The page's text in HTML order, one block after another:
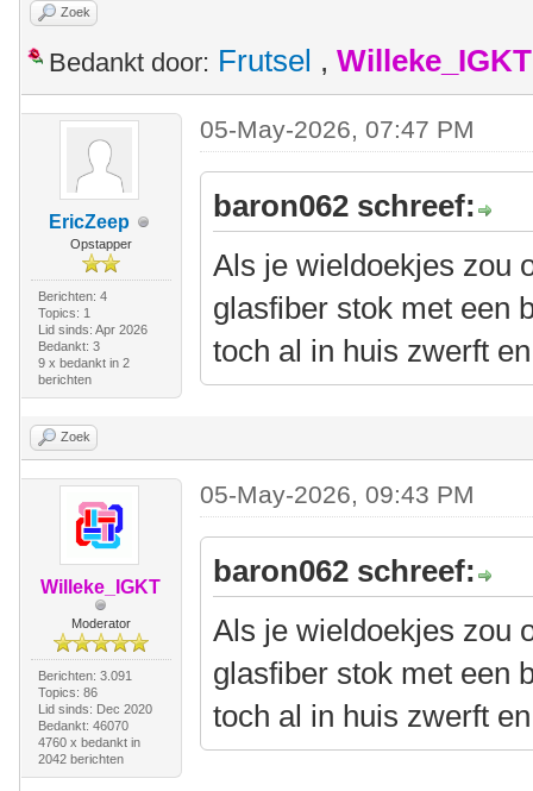
Zoek
Bedankt door: Frutsel , Willeke_IGKT
EricZeep
Opstapper
Berichten: 4
Topics: 1
Lid sinds: Apr 2026
Bedankt: 3
9 x bedankt in 2
berichten
05-May-2026, 07:47 PM
baron062 schreef:
Als je wieldoekjes zou
glasfiber stok met een
toch al in huis zwerft
Zoek
Willeke_IGKT
Moderator
Berichten: 3.091
Topics: 86
Lid sinds: Dec 2020
Bedankt: 46070
4760 x bedankt in
2042 berichten
05-May-2026, 09:43 PM
baron062 schreef:
Als je wieldoekjes zou
glasfiber stok met een
toch al in huis zwerft